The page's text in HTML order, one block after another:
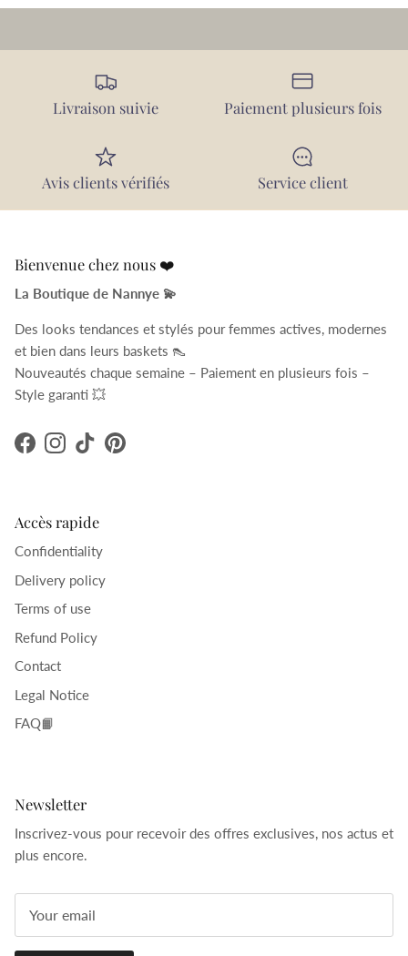
Livraison suivie Paiement plusieurs fois
Avis clients vérifiés Service client
Bienvenue chez nous ❤️
La Boutique de Nannye 💫
Des looks tendances et stylés pour femmes actives, modernes
et bien dans leurs baskets 👠
Nouveautés chaque semaine – Paiement en plusieurs fois –
Style garanti 💥
FacebookInstagram
TikTokPinterest
Accès rapide
Confidentiality
Delivery policy
Terms of use
Refund Policy
Contact
Legal Notice
FAQ📙
Newsletter
Inscrivez-vous pour recevoir des offres exclusives, nos actus et
plus encore.